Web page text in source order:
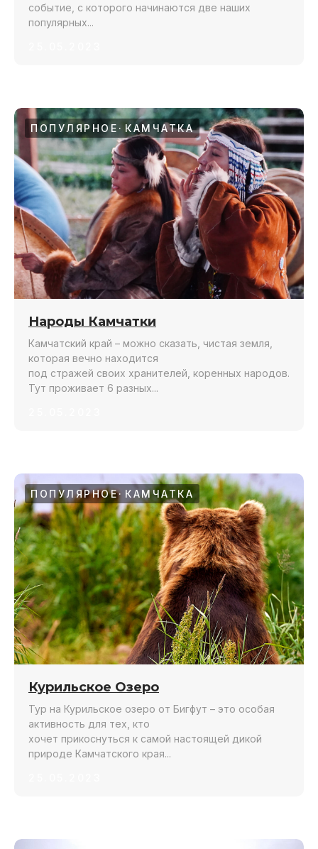
событие, с которого начинаются две наших
популярных...
ПОПУЛЯРНОЕ КАМЧАТКА
Народы Камчатки
Камчатский край – можно сказать, чистая земля,
которая вечно находится
под стражей своих хранителей, коренных народов.
Тут проживает 6 разных...
ПОПУЛЯРНОЕ КАМЧАТКА
Курильское Озеро
Тур на Курильское озеро от Бигфут – это особая
активность для тех, кто
хочет прикоснуться к самой настоящей дикой
природе Камчатского края...